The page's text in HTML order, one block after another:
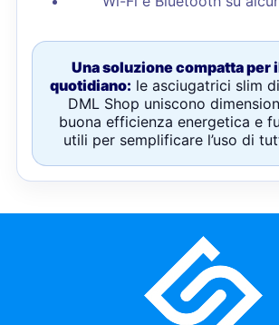
Una soluzione compatta per
quotidiano: le asciugatrici slim
DML Shop uniscono
buona efficienza energetica e
utili per semplificare l’uso di